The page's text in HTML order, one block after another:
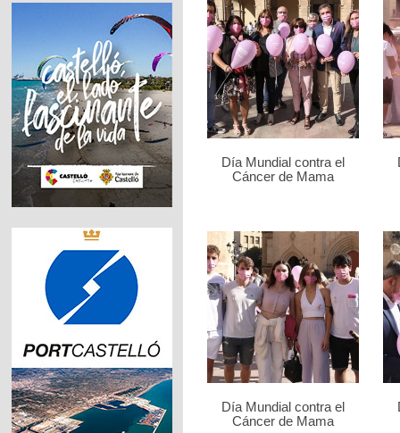
Día Mundial contra el
Cáncer de Mama
Día Mundial contra el
Cáncer de Mama